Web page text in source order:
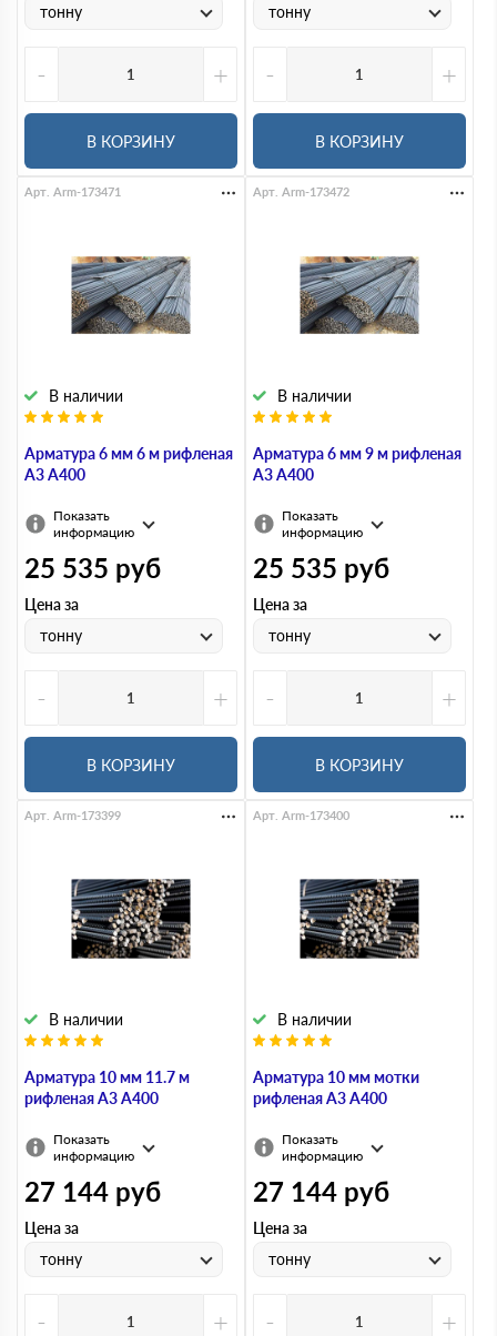
тонну
- +
В КОРЗИНУ
тонну
- +
В КОРЗИНУ
Арматура 6 мм 6 м рифленая
А3 А400
В наличии
Арт. Arm-173471
Показать
информацию
25 535 руб
Цена за
тонну
- +
В КОРЗИНУ
Арматура 6 мм 9 м рифленая
А3 А400
В наличии
Арт. Arm-173472
Показать
информацию
25 535 руб
Цена за
тонну
- +
В КОРЗИНУ
Арматура 10 мм 11.7 м
рифленая А3 А400
В наличии
Арт. Arm-173399
Показать
информацию
27 144 руб
Цена за
тонну
- +
Арматура 10 мм мотки
рифленая А3 А400
В наличии
Арт. Arm-173400
Показать
информацию
27 144 руб
Цена за
тонну
- +